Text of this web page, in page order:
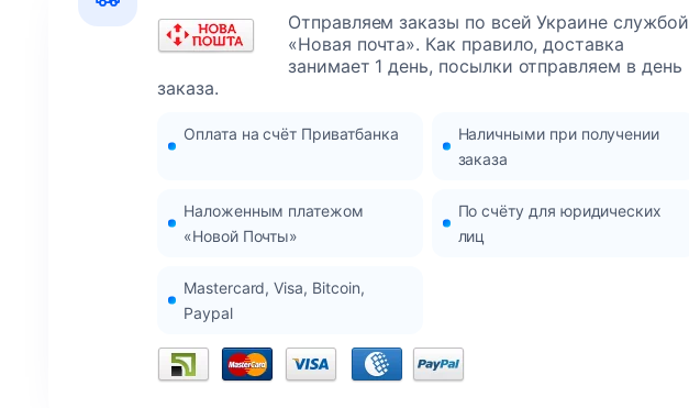
Отправляем заказы по всей Украине службой
«Новая почта». Как правило, доставка
занимает 1 день, посылки отправляем в день
заказа.
Оплата на счёт Приватбанка
Наличными при получении
заказа
Наложенным платежом
«Новой Почты»
По счёту для юридических
лиц
Mastercard, Visa, Bitcoin,
Paypal